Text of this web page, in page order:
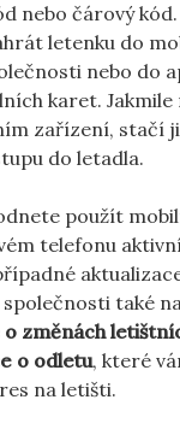
nebo čárový
letenku do
nebo do
karet.
zařízení, stačí
do letadla.
použít
telefonu
také
změnách
o odletu, které
na letišti.